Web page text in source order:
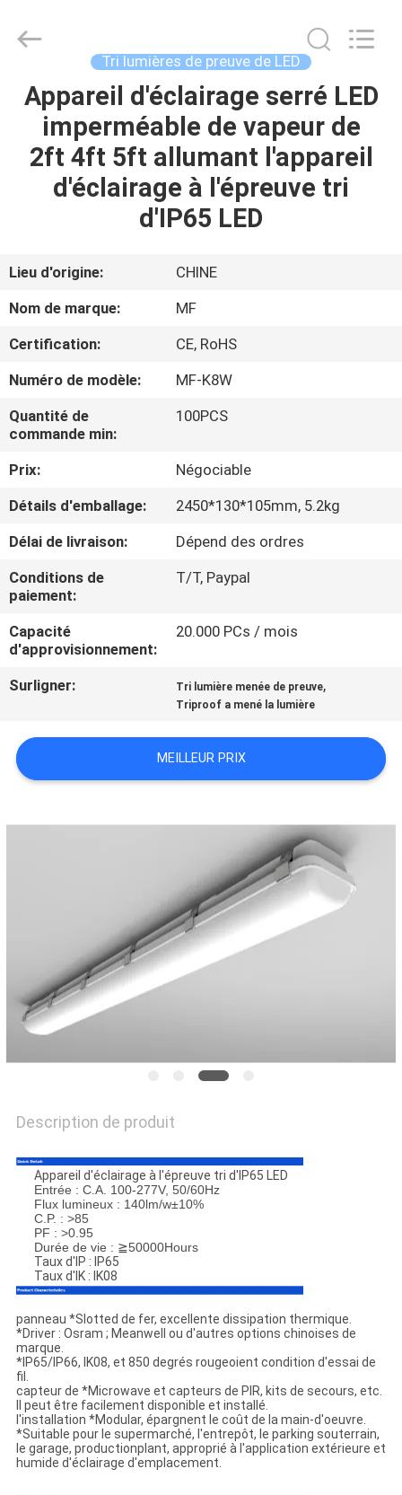
MAISON
PRODUITS
A
PROPOS
NOUS
VISITE
D'USINE
CONTRÔLE
DE
QUALITÉ
CONTACTEZ-
NOUS
UNE
CITATION
PLAN
PRIVACY
POLICY
Ming
Feng
Reserved.
Tri lumières de preuve de LED
Appareil d'éclairage serré LED
imperméable de vapeur de
2ft 4ft 5ft allumant l'appareil
d'éclairage à l'épreuve tri
d'IP65 LED
Lieu d'origine:
CHINE
Nom de marque:
MF
Certification:
CE, RoHS
Numéro de modèle:
MF-K8W
Quantité de
commande min:
100PCS
Prix:
Négociable
Détails d'emballage:
2450*130*105mm, 5.2kg
Délai de livraison:
Dépend des ordres
Conditions de
paiement:
T/T, Paypal
Capacité
d'approvisionnement:
20.000 PCs / mois
Surligner: Tri lumière menée de preuve,
Triproof a mené la lumière
MEILLEUR PRIX
Description de produit
Appareil d'éclairage à l'épreuve tri d'IP65 LED
Entrée : C.A. 100-277V, 50/60Hz
Flux lumineux : 140lm/w±10%
C.P. : >85
PF : >0.95
Durée de vie : ≧50000Hours
Taux d'IP : IP65
Taux d'IK : IK08
panneau *Slotted de fer, excellente dissipation thermique.
*Driver : Osram ; Meanwell ou d'autres options chinoises de
marque.
*IP65/IP66, IK08, et 850 degrés rougeoient condition d'essai de
fil.
capteur de *Microwave et capteurs de PIR, kits de secours, etc.
Il peut être facilement disponible et installé.
l'installation *Modular, épargnent le coût de la main-d'oeuvre.
*Suitable pour le supermarché, l'entrepôt, le parking souterrain,
le garage, productionplant, approprié à l'application extérieure et
humide d'éclairage d'emplacement.